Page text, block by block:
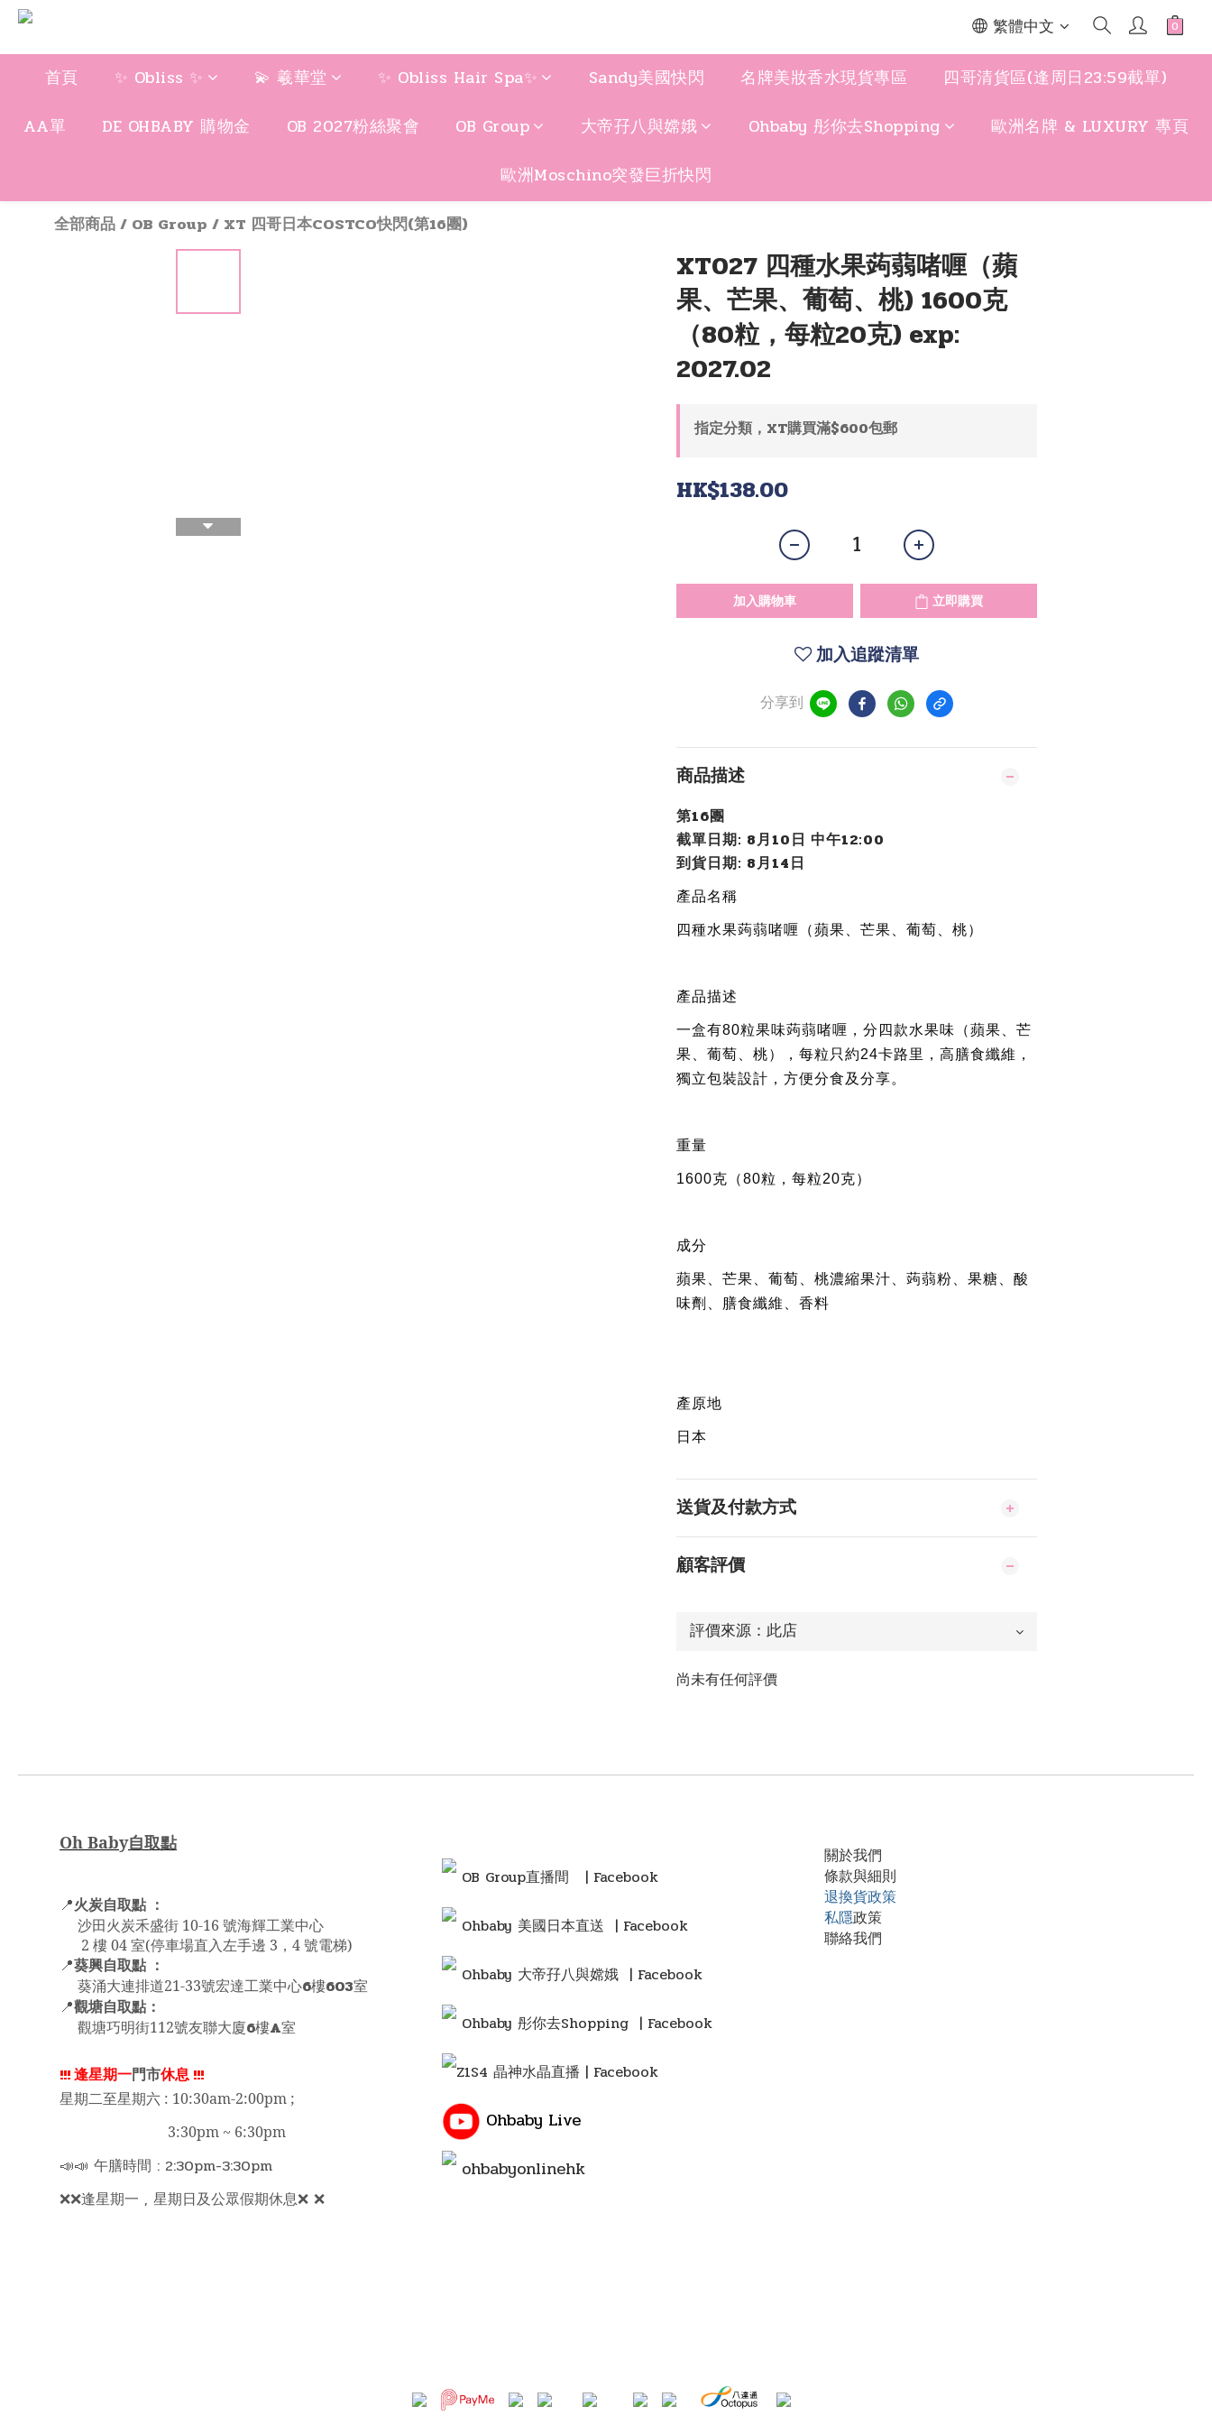
繁體中文
首頁 ✨ Obliss ✨ 💫 羲華堂 ✨ Obliss Hair Spa✨ Sandy美國快閃 名牌美妝香水現貨專區
四哥清貨區(逢周日23:59截單)
AA單
DE OHBABY 購物金 OB 2027粉絲聚會 OB Group 大帝孖八與嫦娥 Ohbaby 彤你去Shopping
歐洲名牌 & LUXURY 專頁
歐洲Moschino突發巨折快閃
全部商品/ OB Group / XT 四哥日本COSTCO快閃(第16團)
XT027 四種水果蒟蒻啫喱（蘋
果、芒果、葡萄、桃) 1600克
（80粒，每粒20克) exp:
2027.02
指定分類，XT購買滿$600包郵
HK$138.00
加入購物車 立即購買
加入追蹤清單
分享到
商品描述
第16團
截單日期: 8月10日 中午12:00
到貨日期: 8月14日
產品名稱
四種水果蒟蒻啫喱（蘋果、芒果、葡萄、桃）
產品描述
一盒有80粒果味蒟蒻啫喱，分四款水果味（蘋果、芒
果、葡萄、桃），每粒只約24卡路里，高膳食纖維，
獨立包裝設計，方便分食及分享。
重量
1600克（80粒，每粒20克）
成分
蘋果、芒果、葡萄、桃濃縮果汁、蒟蒻粉、果糖、酸
味劑、膳食纖維、香料
產原地
日本
送貨及付款方式
顧客評價
尚未有任何評價
Oh Baby自取點
📍火炭自取點 ：
沙田火炭禾盛街 10-16 號海輝工業中心
2 樓 04 室(停車場直入左手邊 3，4 號電梯)
📍葵興自取點 ：
葵涌大連排道21-33號宏達工業中心6樓603室
📍觀塘自取點：
觀塘巧明街112號友聯大廈6樓A室
!!!逢星期一門市休息 !!!
星期二至星期六 : 10:30am-2:00pm ;
3:30pm ~ 6:30pm
📣📣 午膳時間 : 2:30pm-3:30pm
❌❌逢星期一 , 星期日及公眾假期休息❌ ❌
OB Group直播間 | Facebook
Ohbaby 美國日本直送 | Facebook
Ohbaby 大帝孖八與嫦娥 | Facebook
Ohbaby 彤你去Shopping | Facebook
Z1S4 晶神水晶直播 | Facebook
Ohbaby Live
ohbabyonlinehk
關於我們
條款與細則
退換貨政策
私隱政策
聯絡我們